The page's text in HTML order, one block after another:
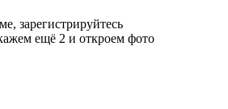
зарегистрируйтесь
ещё 2 и откроем фото